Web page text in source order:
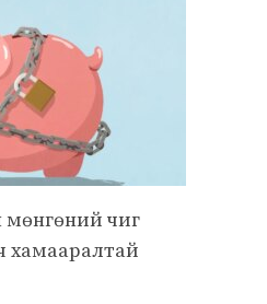
мөнгөний чиг
хамааралтай